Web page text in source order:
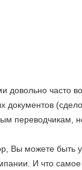
довольно часто
переводчикам,
Вы можете быть
И что